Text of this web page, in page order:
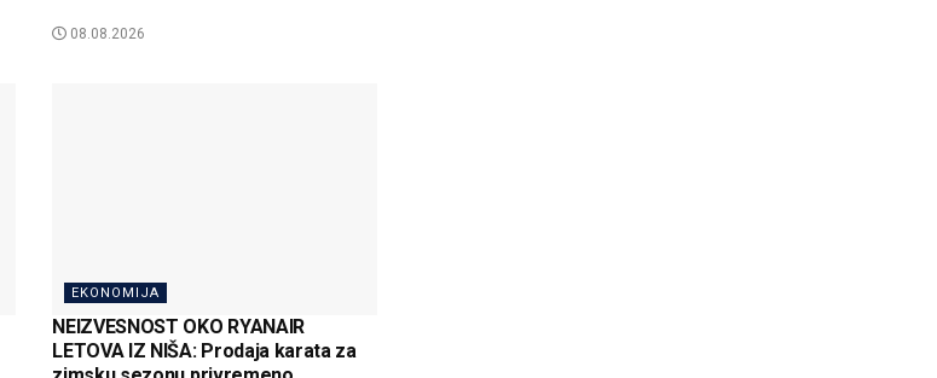
08.08.2026
EKONOMIJA
NEIZVESNOST OKO RYANAIR
LETOVA IZ NIŠA: Prodaja karata za